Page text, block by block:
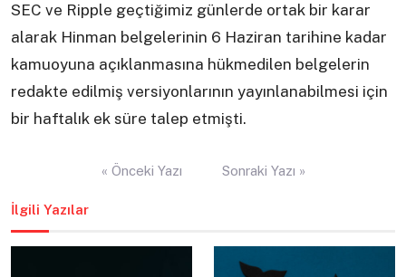
SEC ve Ripple geçtiğimiz günlerde ortak bir karar
alarak Hinman belgelerinin 6 Haziran tarihine kadar
kamuoyuna açıklanmasına hükmedilen belgelerin
redakte edilmiş versiyonlarının yayınlanabilmesi için
bir haftalık ek süre talep etmişti.
« Önceki Yazı Sonraki Yazı »
İlgili Yazılar